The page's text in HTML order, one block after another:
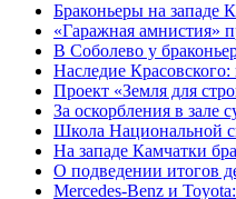
Браконьеры на западе
«Гаражная амнистия»
В Соболево у
Наследие Красовского:
Проект «Земля для
За оскорбления в зале
Школа Национальной
На западе Камчатки
О подведении итогов
Mercedes-Benz и